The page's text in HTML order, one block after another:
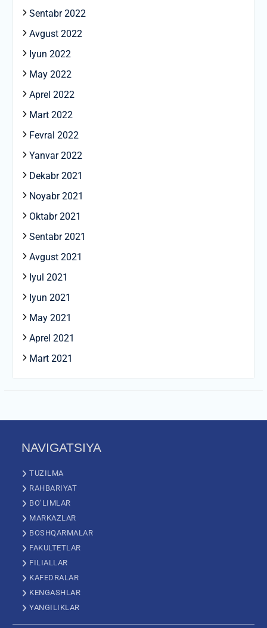
Sentabr 2022
Avgust 2022
Iyun 2022
May 2022
Aprel 2022
Mart 2022
Fevral 2022
Yanvar 2022
Dekabr 2021
Noyabr 2021
Oktabr 2021
Sentabr 2021
Avgust 2021
Iyul 2021
Iyun 2021
May 2021
Aprel 2021
Mart 2021
NAVIGATSIYA
TUZILMA
RAHBARIYAT
BO’LIMLAR
MARKAZLAR
BOSHQARMALAR
FAKULTETLAR
FILIALLAR
KAFEDRALAR
KENGASHLAR
YANGILIKLAR